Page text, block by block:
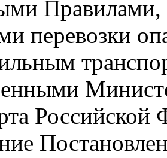
Правилами,
перевозки
Российской